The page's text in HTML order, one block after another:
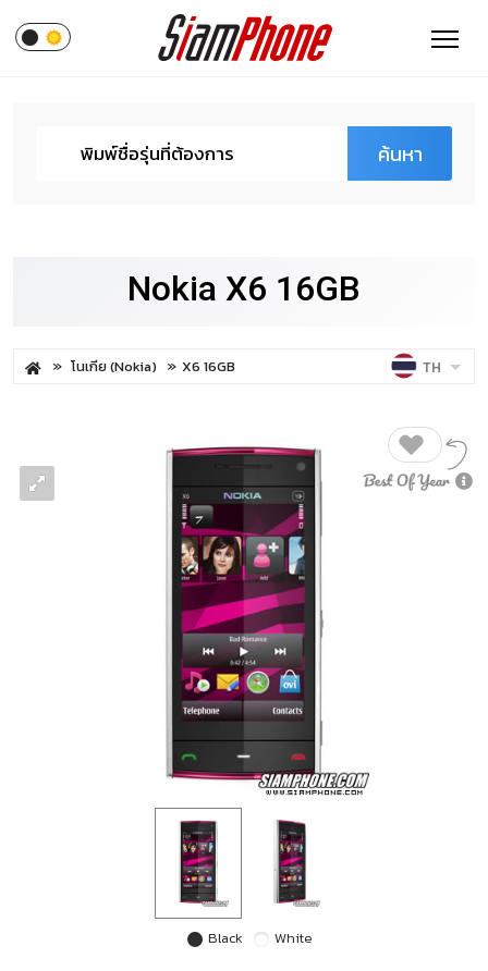
ค้นหา
Nokia X6 16GB
โนเกีย (Nokia) X6 16GB TH
Black White